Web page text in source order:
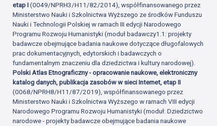
etap I(0049/NPRH3/H11/82/2014), współfinansowanego przez
Ministerstwo Nauki i Szkolnictwa Wyższego ze środków Funduszu
Nauki i Technologii Polskiej w ramach III edycji Narodowego
Programu Rozwoju Humanistyki (moduł badawczy1.1: projekty
badawcze obejmujące badania naukowe dotyczące długofalowych
prac dokumentacyjnych, edytorskich i badawczych o
fundamentalnym znaczeniu dla dziedzictwa i kultury narodowej).
Polski Atlas Etnograficzny - opracowanie naukowe, elektroniczny
katalog danych, publikacja zasobów w sieci Internet, etap II
(0068/NPRH8/H11/87/2019), współfinansowanego przez
Ministerstwo Nauki i Szkolnictwa Wyższego w ramach VIII edycji
Narodowego Programu Rozwoju Humanistyki (moduł: Dziedzictwo
narodowe - projekty badawcze obejmujące badania naukowe